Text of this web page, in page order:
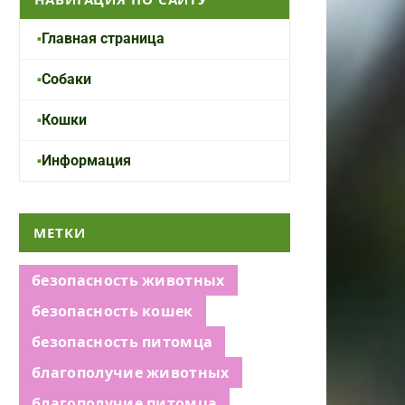
Главная страница
Собаки
Кошки
Информация
МЕТКИ
безопасность животных
безопасность кошек
безопасность питомца
благополучие животных